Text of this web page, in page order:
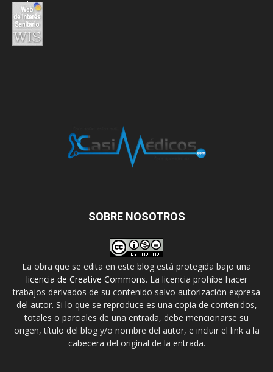
SOBRE NOSOTROS
La obra que se edita en este blog está protegida bajo una
licencia de Creative Commons. La licencia prohíbe hacer
trabajos derivados de su contenido salvo autorización expresa
del autor. Si lo que se reproduce es una copia de contenidos,
totales o parciales de una entrada, debe mencionarse su
origen, título del blog y/o nombre del autor, e incluir el link a la
cabecera del original de la entrada.